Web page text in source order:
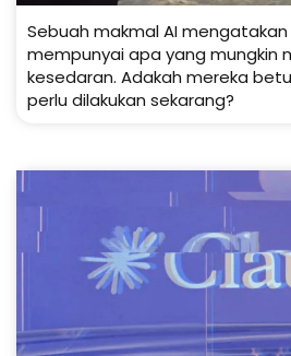
Sebuah makmal AI
mempunyai apa yang mungkin
kesedaran. Adakah mereka
perlu dilakukan sekarang?